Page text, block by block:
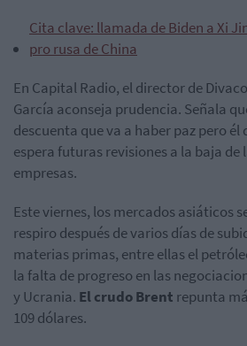
Cita clave: llamada de Biden a Xi
pro rusa de China
En Capital Radio, el director de
García aconseja prudencia. Señala
descuenta que va a haber paz pero él
espera futuras revisiones a la baja de
empresas.
Este viernes, los mercados asiáticos
respiro después de varios días de
materias primas, entre ellas el
la falta de progreso en las
y Ucrania. El crudo Brent repunta
109 dólares.